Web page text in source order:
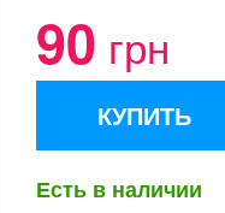
90 грн
КУПИТЬ
Есть в наличии